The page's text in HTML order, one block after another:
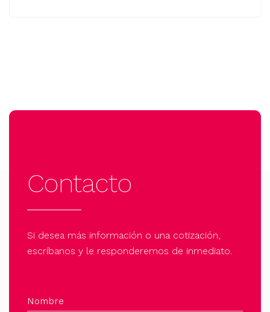
Contacto
Si desea más información o una cotización,
escríbanos y le responderemos de inmediato.
Nombre